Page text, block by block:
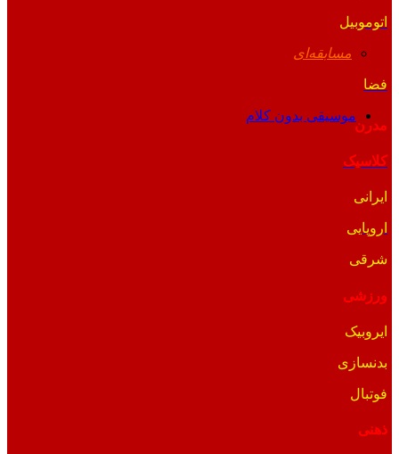
اتوموبیل
مسابقه‌ای
فضا
موسیقی بدون کلام
مدرن
کلاسیک
ایرانی
اروپایی
شرقی
ورزشی
ایروبیک
بدنسازی
فوتبال
ذهنی